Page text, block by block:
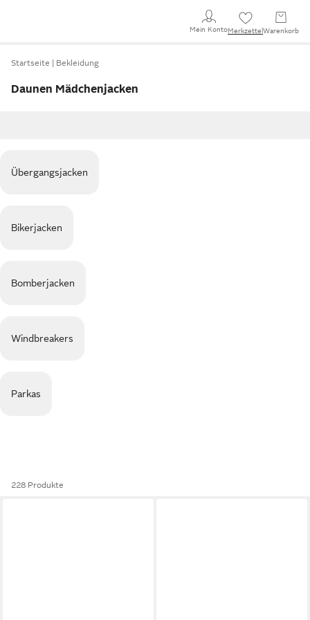
Mein KontoMerkzettel Warenkorb
Startseite Bekleidung
Daunen Mädchenjacken
Übergangsjacken
Bikerjacken
Bomberjacken
Windbreakers
Parkas
228 Produkte